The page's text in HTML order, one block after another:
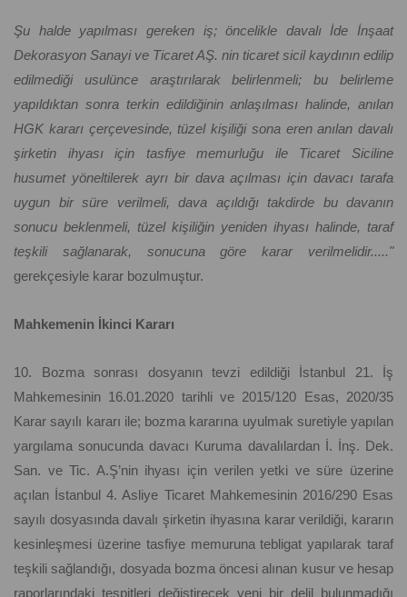
Şu halde yapılması gereken iş; öncelikle davalı İde İnşaat
Dekorasyon Sanayi ve Ticaret AŞ. nin ticaret sicil kaydının edilip
edilmediği usulünce araştırılarak belirlenmeli; bu belirleme
yapıldıktan sonra terkin edildiğinin anlaşılması halinde, anılan
HGK kararı çerçevesinde, tüzel kişiliği sona eren anılan davalı
şirketin ihyası için tasfiye memurluğu ile Ticaret Siciline
husumet yöneltilerek ayrı bir dava açılması için davacı tarafa
uygun bir süre verilmeli, dava açıldığı takdirde bu davanın
sonucu beklenmeli, tüzel kişiliğin yeniden ihyası halinde, taraf
teşkili sağlanarak, sonucuna göre karar verilmelidir....."
gerekçesiyle karar bozulmuştur.
Mahkemenin İkinci Kararı
10. Bozma sonrası dosyanın tevzi edildiği İstanbul 21. İş
Mahkemesinin 16.01.2020 tarihli ve 2015/120 Esas, 2020/35
Karar sayılı kararı ile; bozma kararına uyulmak suretiyle yapılan
yargılama sonucunda davacı Kuruma davalılardan İ. İnş. Dek.
San. ve Tic. A.Ş’nin ihyası için verilen yetki ve süre üzerine
açılan İstanbul 4. Asliye Ticaret Mahkemesinin 2016/290 Esas
sayılı dosyasında davalı şirketin ihyasına karar verildiği, kararın
kesinleşmesi üzerine tasfiye memuruna tebligat yapılarak taraf
teşkili sağlandığı, dosyada bozma öncesi alınan kusur ve hesap
raporlarındaki tespitleri değiştirecek yeni bir delil bulunmadığı